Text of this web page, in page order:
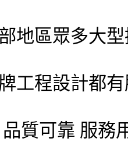
地區眾多大
工程設計都
質可靠 服務